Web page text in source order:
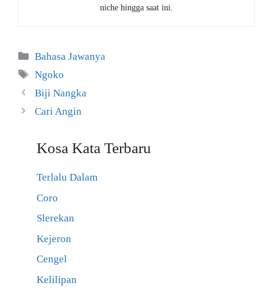
niche hingga saat ini.
Kategori
Bahasa Jawanya
Tag
Ngoko
Biji Nangka
Cari Angin
Kosa Kata Terbaru
Terlalu Dalam
Coro
Slerekan
Kejeron
Cengel
Kelilipan